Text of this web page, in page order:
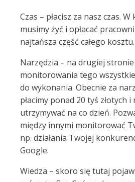
Czas – płacisz za nasz czas.
musimy żyć i opłacać
najtańsza część całego kosztu.
Narzędzia – na drugiej
monitorowania tego
do wykonania. Obecnie za
płacimy ponad 20 tyś złotych i
utrzymywać na co dzień.
między innymi monitorować
np. działania Twojej
Google.
Wiedza – skoro się tutaj